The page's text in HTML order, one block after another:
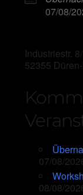
07/08/
Industriestr.
52355
07/08/
08/08/